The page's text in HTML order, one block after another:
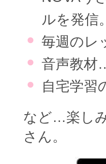
ルを発信。
毎週のレ
音声教材
自宅学習
など…楽し
さん。